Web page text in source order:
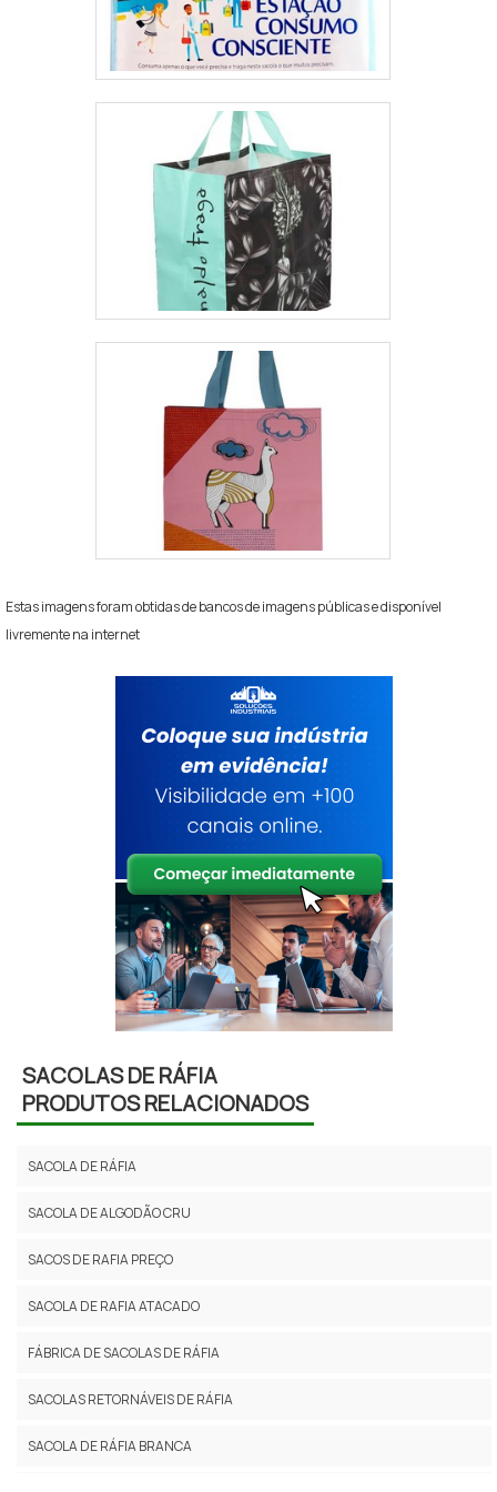
Estas imagens foram obtidas de bancos de imagens públicas e disponível
livremente na internet
SACOLAS DE RÁFIA
PRODUTOS RELACIONADOS
SACOLA DE RÁFIA
SACOLA DE ALGODÃO CRU
SACOS DE RAFIA PREÇO
SACOLA DE RAFIA ATACADO
FÁBRICA DE SACOLAS DE RÁFIA
SACOLAS RETORNÁVEIS DE RÁFIA
SACOLA DE RÁFIA BRANCA